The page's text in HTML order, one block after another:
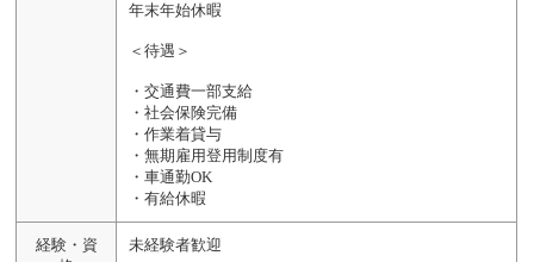
年末年始休暇
＜待遇＞
・交通費一部支給
・社会保険完備
・作業着貸与
・無期雇用登用制度有
・車通勤OK
・有給休暇
経験・資
未経験者歓迎